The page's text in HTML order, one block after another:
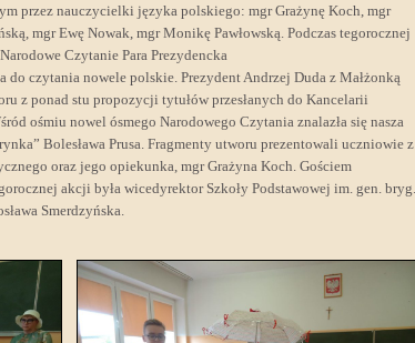
przez nauczycielki języka polskiego: mgr Grażynę Koch, mgr
mgr Ewę Nowak, mgr Monikę Pawłowską. Podczas tegorocznej
Czytanie Para Prezydencka
do czytania nowele polskie. Prezydent Andrzej Duda z Małżonką
z ponad stu propozycji tytułów przesłanych do Kancelarii
ośmiu nowel ósmego Narodowego Czytania znalazła się nasza
Bolesława Prusa. Fragmenty utworu prezentowali uczniowie z
oraz jego opiekunka, mgr Grażyna Koch. Gościem
akcji była wicedyrektor Szkoły Podstawowej im. gen. bryg.
Smerdzyńska.